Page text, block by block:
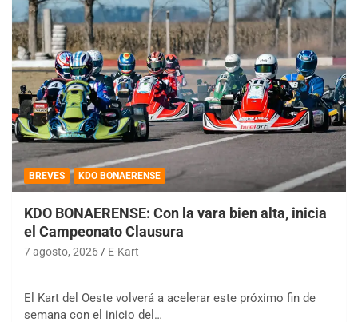
BREVES KDO BONAERENSE
KDO BONAERENSE: Con la vara bien alta, inicia
el Campeonato Clausura
7 agosto, 2026 E-Kart
El Kart del Oeste volverá a acelerar este próximo fin de
semana con el inicio del…